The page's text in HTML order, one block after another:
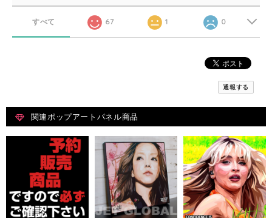
すべて 67 1 0
通報する
関連ポップアートパネル商品